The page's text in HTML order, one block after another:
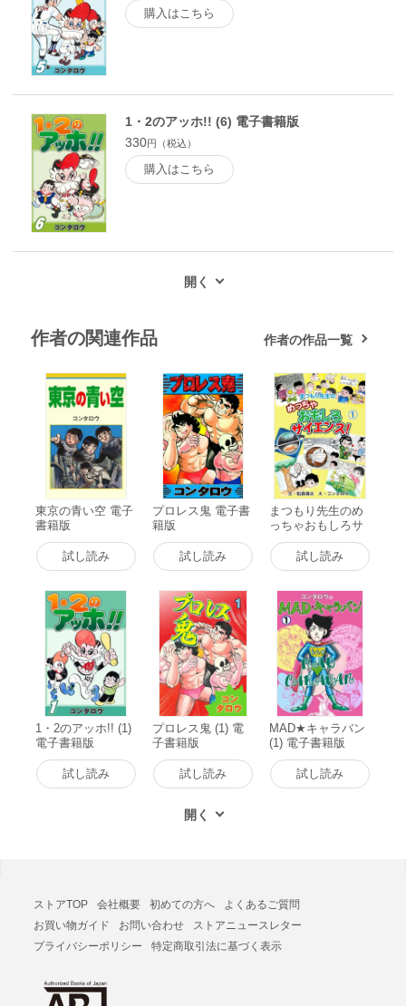
購入はこちら
1・2のアッホ!! (6) 電子書籍版
330円（税込）
購入はこちら
作者の関連作品 作者の作品一覧
東京の青い空 電子
書籍版
試し読み
プロレス鬼 電子書
籍版
試し読み
まつもり先生のめ
っちゃおもしろサ
イエンス! (1) 電子
書籍版試し読み
1・2のアッホ!! (1)
電子書籍版
試し読み
プロレス鬼 (1) 電
子書籍版
試し読み
MAD★キャラバン
(1) 電子書籍版
試し読み
ストアTOP 会社概要 初めての方へ
よくあるご質問
お買い物ガイド
お問い合わせ
ストアニュースレター
プライバシーポリシー
特定商取引法に基づく表示